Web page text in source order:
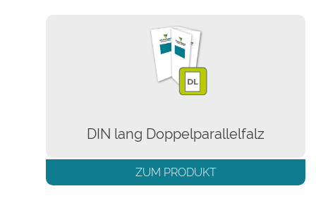
DIN lang Doppelparallelfalz
ZUM PRODUKT